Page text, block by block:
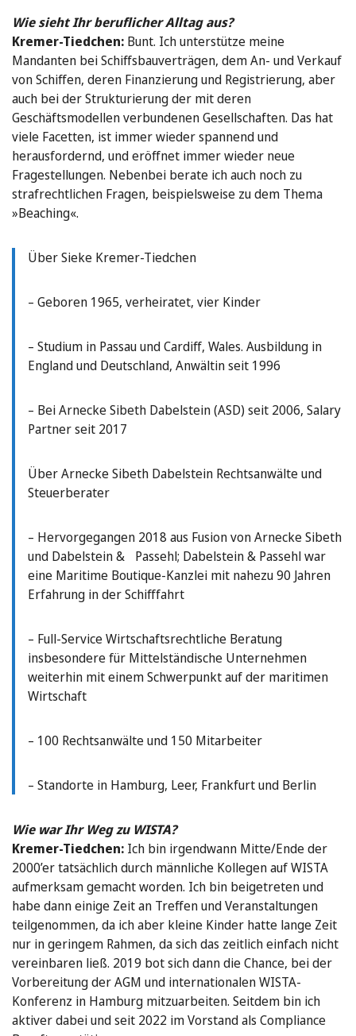
Wie sieht Ihr beruflicher Alltag aus?
Kremer-Tiedchen: Bunt. Ich unterstütze meine
Mandanten bei Schiffsbauverträgen, dem An- und Verkauf
von Schiffen, deren Finanzierung und Registrierung, aber
auch bei der Strukturierung der mit deren
Geschäftsmodellen verbundenen Gesellschaften. Das hat
viele Facetten, ist immer wieder spannend und
herausfordernd, und eröffnet immer wieder neue
Fragestellungen. Nebenbei berate ich auch noch zu
strafrechtlichen Fragen, beispielsweise zu dem Thema
»Beaching«.
Über Sieke Kremer-Tiedchen
– Geboren 1965, verheiratet, vier Kinder
– Studium in Passau und Cardiff, Wales. Ausbildung in
England und Deutschland, Anwältin seit 1996
– Bei Arnecke Sibeth Dabelstein (ASD) seit 2006, Salary
Partner seit 2017
Über Arnecke Sibeth Dabelstein Rechtsanwälte und
Steuerberater
– Hervorgegangen 2018 aus Fusion von Arnecke Sibeth
und Dabelstein & Passehl; Dabelstein & Passehl war
eine Maritime Boutique-Kanzlei mit nahezu 90 Jahren
Erfahrung in der Schifffahrt
– Full-Service Wirtschaftsrechtliche Beratung
insbesondere für Mittelständische Unternehmen
weiterhin mit einem Schwerpunkt auf der maritimen
Wirtschaft
– 100 Rechtsanwälte und 150 Mitarbeiter
– Standorte in Hamburg, Leer, Frankfurt und Berlin
Wie war Ihr Weg zu WISTA?
Kremer-Tiedchen: Ich bin irgendwann Mitte/Ende der
2000’er tatsächlich durch männliche Kollegen auf WISTA
aufmerksam gemacht worden. Ich bin beigetreten und
habe dann einige Zeit an Treffen und Veranstaltungen
teilgenommen, da ich aber kleine Kinder hatte lange Zeit
nur in geringem Rahmen, da sich das zeitlich einfach nicht
vereinbaren ließ. 2019 bot sich dann die Chance, bei der
Vorbereitung der AGM und internationalen WISTA-
Konferenz in Hamburg mitzuarbeiten. Seitdem bin ich
aktiver dabei und seit 2022 im Vorstand als Compliance